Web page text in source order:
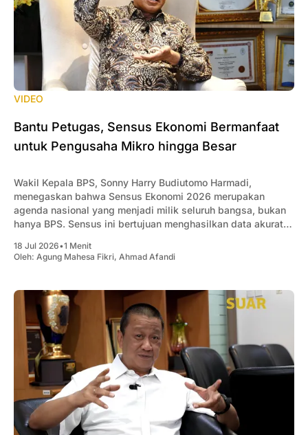
VIDEO
Bantu Petugas, Sensus Ekonomi Bermanfaat
untuk Pengusaha Mikro hingga Besar
Wakil Kepala BPS, Sonny Harry Budiutomo Harmadi,
menegaskan bahwa Sensus Ekonomi 2026 merupakan
agenda nasional yang menjadi milik seluruh bangsa, bukan
hanya BPS. Sensus ini bertujuan menghasilkan data akurat
dasar penyusunan kebijakan pemerintah, sekaligus menjadi
18 Jul 2026•1 Menit
Oleh: Agung Mahesa Fikri, Ahmad Afandi